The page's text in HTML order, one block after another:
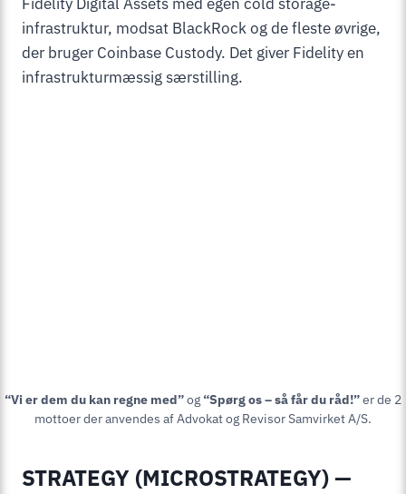
infrastruktur, modsat BlackRock og de fleste øvrige,
der bruger Coinbase Custody. Det giver Fidelity en
infrastrukturmæssig særstilling.
“Vi er dem du kan regne med”og “Spørg os – så får du råd!”er de 2
mottoer der anvendes af Advokat og Revisor Samvirket A/S.
STRATEGY (MICROSTRATEGY) —